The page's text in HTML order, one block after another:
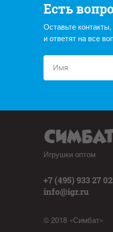
Есть
Оставьте
и ответят на все
Игрушки оптом
+7 (495) 933 27 02
info@igr.ru
© 2018 «Симбат»